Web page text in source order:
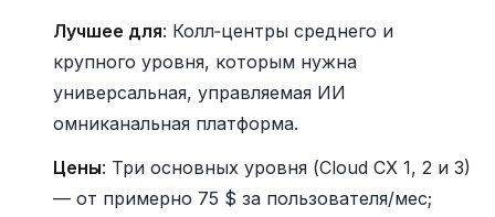
Лучшее для: Колл‑центры среднего и
крупного уровня, которым нужна
универсальная, управляемая ИИ
омниканальная платформа.
Цены: Три основных уровня (Cloud CX 1, 2 и 3)
— от примерно 75 $ за пользователя/мес;